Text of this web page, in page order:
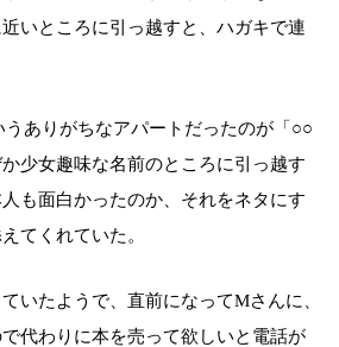
いところに引っ越すと、ハガキで連
ありがちなアパートだったのが「○○
少女趣味な名前のところに引っ越す
も面白かったのか、それをネタにす
てくれていた。
いたようで、直前になってMさんに、
代わりに本を売って欲しいと電話が